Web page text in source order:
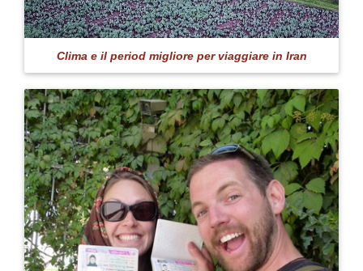
Clima e il period migliore per viaggiare in Iran